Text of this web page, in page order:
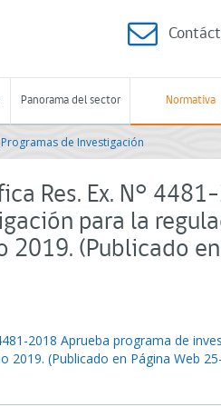
Panorama del sector Normativa
Programas de Investigación
Res. Ex. N°
para la
2019. (Publicado
2018 Aprueba programa de
2019. (Publicado en Página Web